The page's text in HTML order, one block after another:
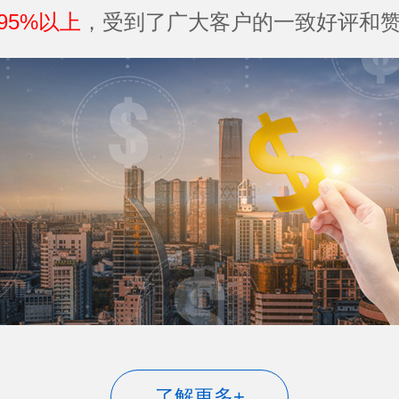
以上 ，受到了广大客户的一致好评和